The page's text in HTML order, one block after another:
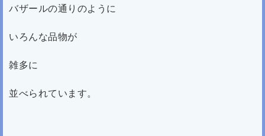
バザールの通りのように
いろんな品物が
雑多に
並べられています。